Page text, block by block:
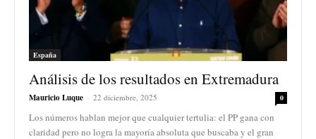
España
Análisis de los resultados en Extremadura
Mauricio Luque - 22 diciembre, 2025 0
Los números hablan mejor que cualquier tertulia: el PP gana con
claridad pero no logra la mayoría absoluta que buscaba y el gran